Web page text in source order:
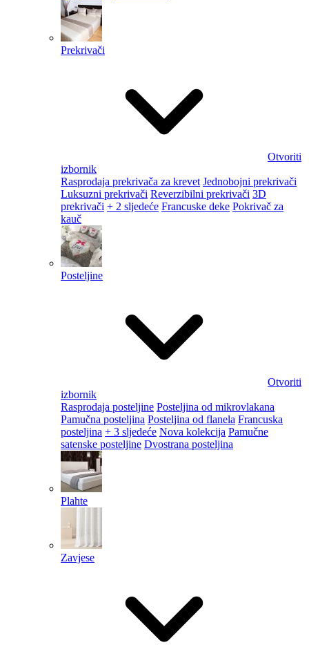
Prekrivači
Otvoriti
izbornik
Rasprodaja prekrivača za krevet Jednobojni prekrivači
Luksuzni prekrivači Reverzibilni prekrivači 3D
prekrivači + 2 sljedeće Francuske deke Pokrivač za
kauč
Posteljine
Otvoriti
izbornik
Rasprodaja posteljine Posteljina od mikrovlakana
Pamučna posteljina Posteljina od flanela Francuska
posteljina + 3 sljedeće Nova kolekcija Pamučne
satenske posteljine Dvostrana posteljina
Plahte
Zavjese